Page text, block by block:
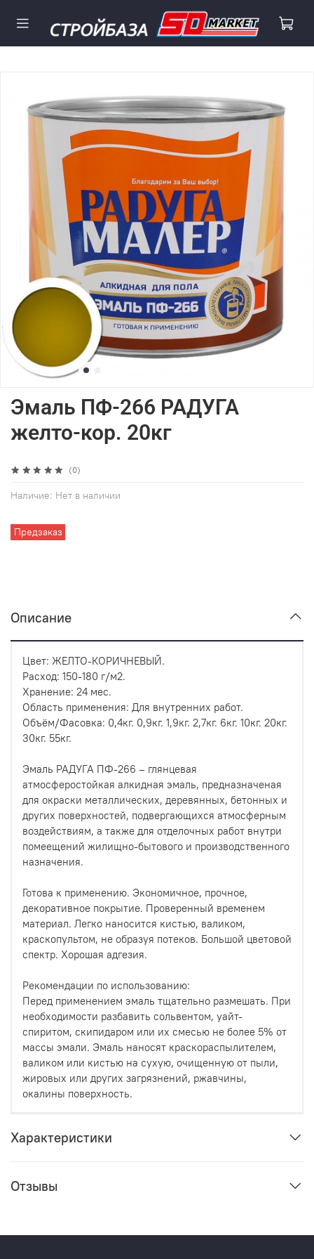
(0)
Наличие: Нет в наличии
Предзаказ
Эмаль ПФ-266 РАДУГА
желто-кор. 20кг
Описание
Цвет: ЖЕЛТО-КОРИЧНЕВЫЙ.
Расход: 150-180 г/м2.
Хранение: 24 мес.
Область применения: Для внутренних работ.
Объём/Фасовка: 0,4кг. 0,9кг. 1,9кг. 2,7кг. 6кг. 10кг. 20кг.
30кг. 55кг.
Эмаль РАДУГА ПФ-266 – глянцевая
атмосферостойкая алкидная эмаль, предназначеная
для окраски металлических, деревянных, бетонных и
других поверхностей, подвергающихся атмосферным
воздействиям, а также для отделочных работ внутри
помеещений жилищно-бытового и производственного
назначения.
Готова к применению. Экономичное, прочное,
декоративное покрытие. Проверенный временем
материал. Легко наносится кистью, валиком,
краскопультом, не образуя потеков. Большой цветовой
спектр. Хорошая адгезия.
Рекомендации по использованию:
Перед применением эмаль тщательно размешать. При
необходимости разбавить сольвентом, уайт-
спиритом, скипидаром или их смесью не более 5% от
массы эмали. Эмаль наносят краскораспылителем,
валиком или кистью на сухую, очищенную от пыли,
жировых или других загрязнений, ржавчины,
окалины поверхность.
Характеристики
Отзывы